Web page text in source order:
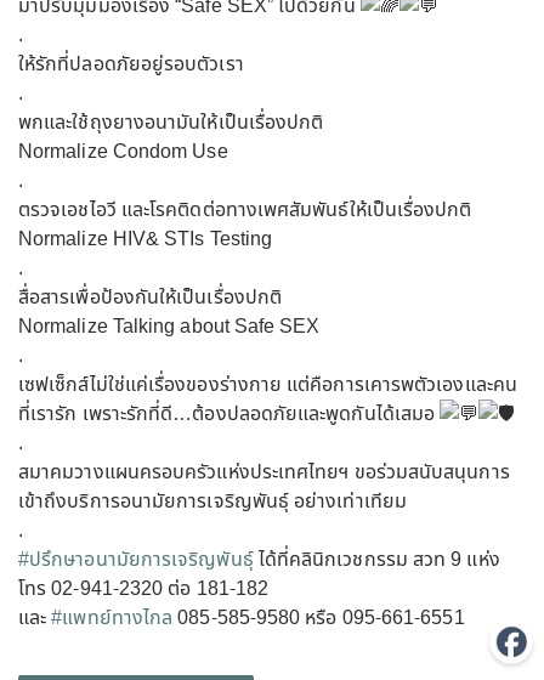
มาปรับมุมมองเรื่อง “Safe SEX” ไปด้วยกัน
.
ให้รักที่ปลอดภัยอยู่รอบตัวเรา
.
พกและใช้ถุงยางอนามันให้เป็นเรื่องปกติ
Normalize Condom Use
.
ตรวจเอชไอวี และโรคติดต่อทางเพศสัมพันธ์ให้เป็นเรื่องปกติ
Normalize HIV& STIs Testing
.
สื่อสารเพื่อป้องกันให้เป็นเรื่องปกติ
Normalize Talking about Safe SEX
.
เซฟเซ็กส์ไม่ใช่แค่เรื่องของร่างกาย แต่คือการเคารพตัวเองและคน
ที่เรารัก เพราะรักที่ดี…ต้องปลอดภัยและพูดกันได้เสมอ
.
สมาคมวางแผนครอบครัวแห่งประเทศไทยฯ ขอร่วมสนับสนุนการ
เข้าถึงบริการอนามัยการเจริญพันธุ์ อย่างเท่าเทียม
.
#ปรึกษาอนามัยการเจริญพันธุ์ได้ที่คลินิกเวชกรรม สวท 9 แห่ง
โทร 02-941-2320 ต่อ 181-182
และ#แพทย์ทางไกล 085-585-9580 หรือ 095-661-6551